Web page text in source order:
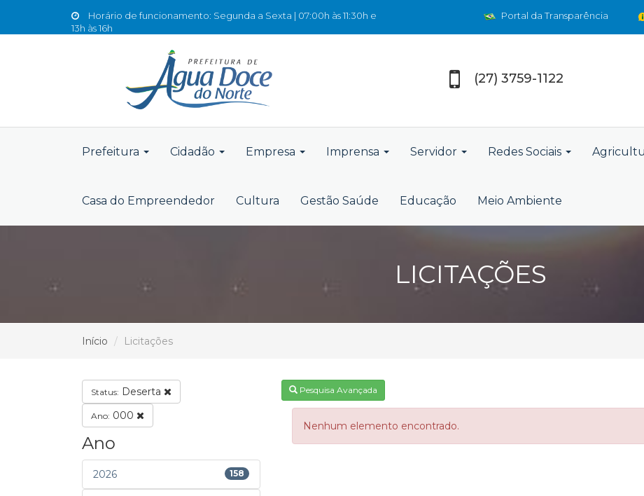
Horário de funcionamento: Segunda a Sexta | 07:00h às 11:30h e
13h às 16h
Portal da Transparência
(27) 3759-1122
Prefeitura Cidadão Empresa Imprensa Servidor Redes Sociais
Casa do Empreendedor Cultura Gestão Saúde Educação Meio Ambiente
LICITAÇÕES
Início Licitações
Status: Deserta
Ano: 000
Ano
2026 158
Pesquisa Avançada
Nenhum elemento encontrado.